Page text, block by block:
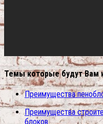
Темы которые будут Вам
Преимущества
Преимущества
блоков